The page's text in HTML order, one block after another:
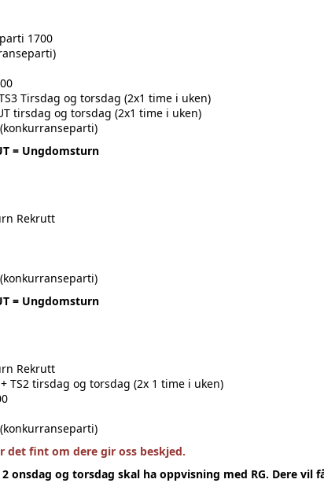
1700
Tirsdag og torsdag (2x1 time i uken)
tirsdag og torsdag (2x1 time i uken)
= Ungdomsturn
Rekrutt
= Ungdomsturn
Rekrutt
TS2 tirsdag og torsdag (2x 1 time i uken)
det fint om dere gir oss beskjed.
onsdag og torsdag skal ha oppvisning med RG. Dere vil